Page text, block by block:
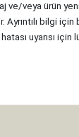
ve/veya ürün
Ayrıntılı bilgi
uyarısı